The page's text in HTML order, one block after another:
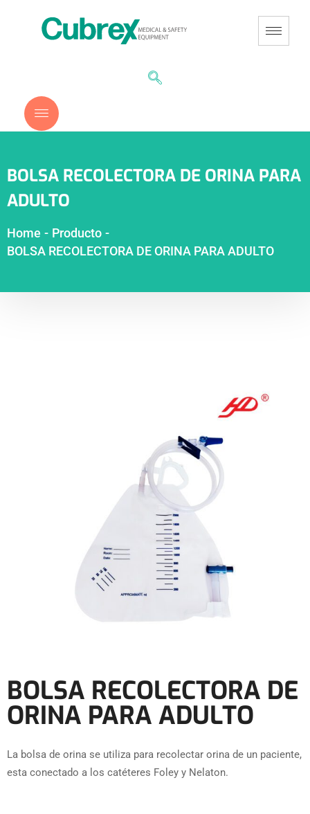
BOLSA RECOLECTORA DE ORINA PARA
ADULTO
Home - Producto -
BOLSA RECOLECTORA DE ORINA PARA ADULTO
BOLSA RECOLECTORA DE
ORINA PARA ADULTO
La bolsa de orina se utiliza para recolectar orina de un paciente,
esta conectado a los catéteres Foley y Nelaton.